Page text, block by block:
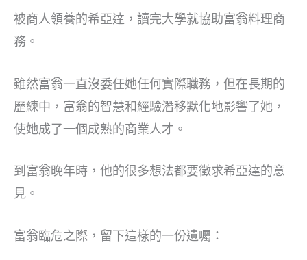
被商人領養的希亞達，讀完大學就協助富翁料理商
務。
雖然富翁一直沒委任她任何實際職務，但在長期的
歷練中，富翁的智慧和經驗潛移默化地影響了她，
使她成了一個成熟的商業人才。
到富翁晚年時，他的很多想法都要徵求希亞達的意
見。
富翁臨危之際，留下這樣的一份遺囑：